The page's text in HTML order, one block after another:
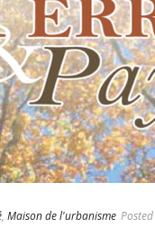
, Maison de l'urbanisme Posted